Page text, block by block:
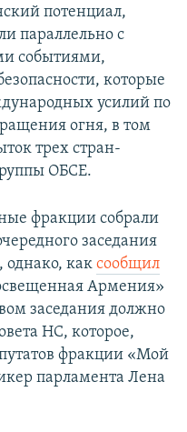
потенциал,
параллельно с
событиями,
которые
усилий по
огня, в том
трех стран-
ОБСЕ.
фракции собрали
заседания
однако, как сообщил
Армения»
заседания должно
НС, которое,
фракции «Мой
парламента Лена